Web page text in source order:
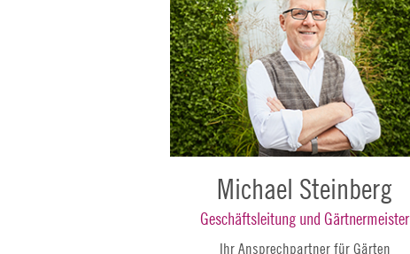
Michael Steinberg
Geschäftsleitung und Gärtnermeister
Ihr Ansprechpartner für Gärten